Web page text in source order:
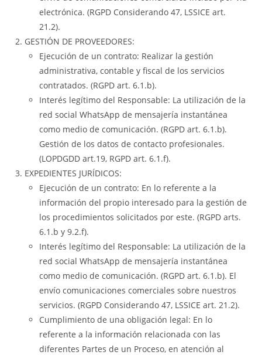
electrónica. (RGPD Considerando 47, LSSICE art.
21.2).
GESTIÓN DE PROVEEDORES:
Ejecución de un contrato: Realizar la gestión
administrativa, contable y fiscal de los servicios
contratados. (RGPD art. 6.1.b).
Interés legítimo del Responsable: La utilización de la
red social WhatsApp de mensajería instantánea
como medio de comunicación. (RGPD art. 6.1.b).
Gestión de los datos de contacto profesionales.
(LOPDGDD art.19, RGPD art. 6.1.f).
EXPEDIENTES JURÍDICOS:
Ejecución de un contrato: En lo referente a la
información del propio interesado para la gestión de
los procedimientos solicitados por este. (RGPD arts.
6.1.b y 9.2.f).
Interés legítimo del Responsable: La utilización de la
red social WhatsApp de mensajería instantánea
como medio de comunicación. (RGPD art. 6.1.b). El
envío comunicaciones comerciales sobre nuestros
servicios. (RGPD Considerando 47, LSSICE art. 21.2).
Cumplimiento de una obligación legal: En lo
referente a la información relacionada con las
diferentes Partes de un Proceso, en atención al